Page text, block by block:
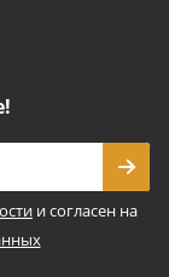
и согласен на